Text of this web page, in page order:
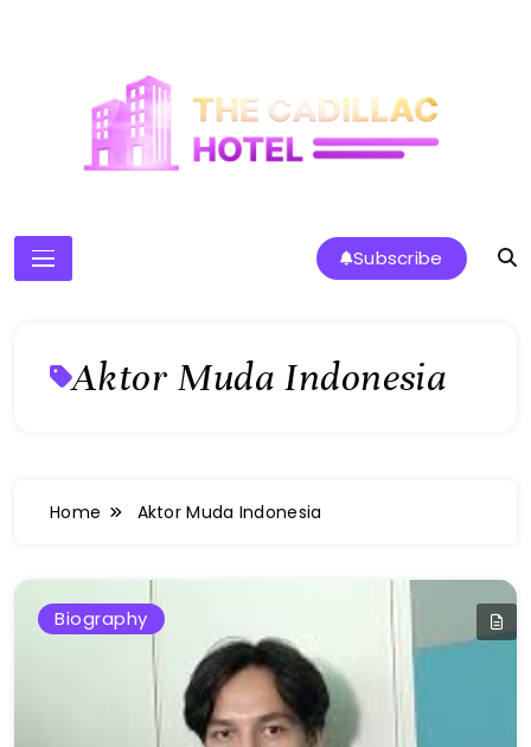
The Cadillac Hotel
Subscribe
Aktor Muda Indonesia
Home Aktor Muda Indonesia
Biography